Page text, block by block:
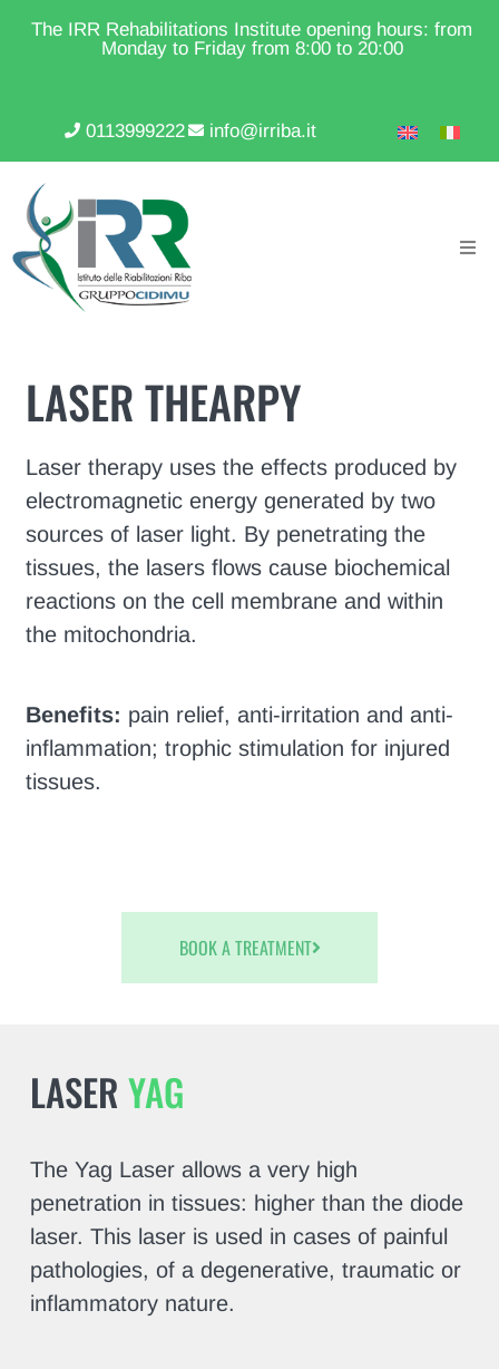
The IRR Rehabilitations Institute opening hours: from
Monday to Friday from 8:00 to 20:00
0113999222 info@irriba.it
LASER THEARPY
Laser therapy uses the effects produced by
electromagnetic energy generated by two
sources of laser light. By penetrating the
tissues, the lasers flows cause biochemical
reactions on the cell membrane and within
the mitochondria.
Benefits: pain relief, anti-irritation and anti-
inflammation; trophic stimulation for injured
tissues.
BOOK A TREATMENT
LASER YAG
The Yag Laser allows a very high
penetration in tissues: higher than the diode
laser. This laser is used in cases of painful
pathologies, of a degenerative, traumatic or
inflammatory nature.